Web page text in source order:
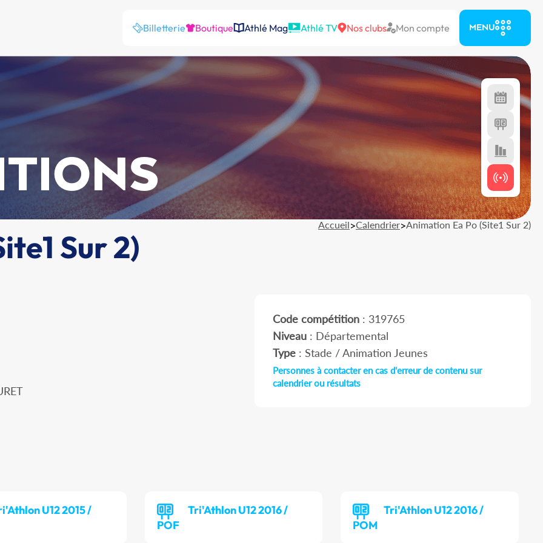
Billetterie Boutique Athlé Mag Athlé TV Nos clubs Mon compte MENU
Accueil>Calendrier>Animation Ea Po (Site1 Sur 2)
Sur 2)
Code compétition: 319765
Niveau: Départemental
Type: Stade / Animation Jeunes
Personnes à contacter en cas d'erreur de contenu sur
calendrier ou résultats
U12 2015 /
Tri'Athlon U12 2016 /
POF
Tri'Athlon U12 2016 /
POM